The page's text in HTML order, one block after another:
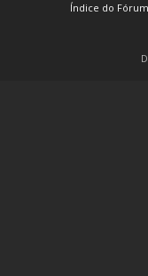
Índice do Fórum